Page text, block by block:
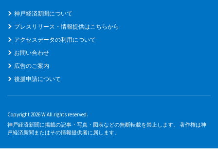
神戸経済新聞について
プレスリリース・情報提供はこちらから
アクセスデータの利用について
お問い合わせ
広告のご案内
後援申請について
Copyright 2026 W All rights reserved.
神戸経済新聞に掲載の記事・写真・図表などの無断転載を禁止します。 著作権は神
戸経済新聞またはその情報提供者に属します。